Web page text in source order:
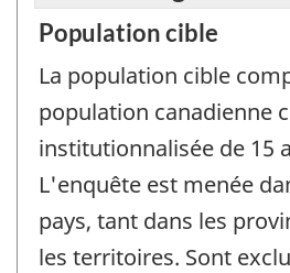
Population cible
La population cible
population canadienne
institutionnalisée de 15
L'enquête est menée
pays, tant dans les
les territoires. Sont